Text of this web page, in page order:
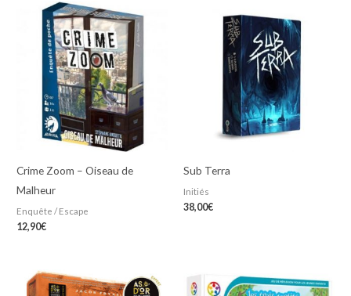
Crime Zoom – Oiseau de
Malheur
Enquête / Escape
12,90€
Sub Terra
Initiés
38,00€